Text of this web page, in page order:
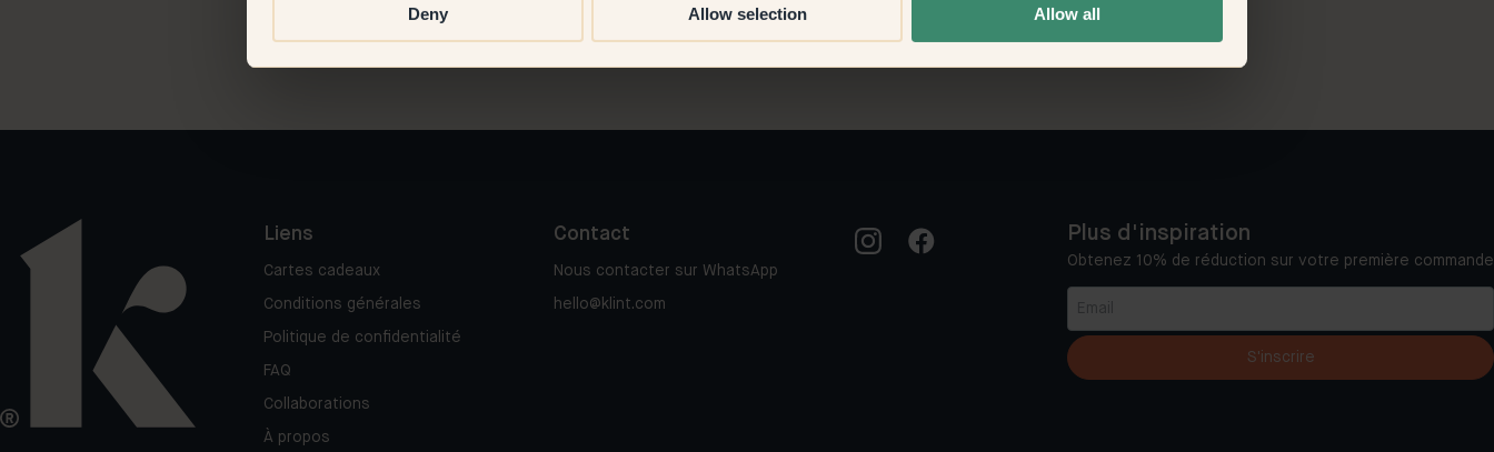
Deny Allow selection Allow all
Plus d'inspiration
Obtenez 10% de réduction sur votre première commande
S'inscrire
Liens
Cartes cadeaux
Conditions générales
Politique de confidentialité
FAQ
Collaborations
À propos
Contact
Nous contacter sur WhatsApp
hello@klint.com